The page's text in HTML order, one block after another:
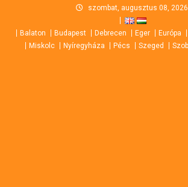
content
szombat, augusztus 08, 2026
Balaton Budapest Debrecen Eger Európa
Miskolc
Nyíregyháza Pécs Szeged